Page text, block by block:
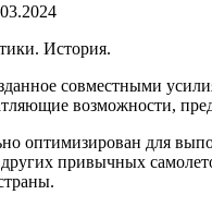
совместными
возможности,
оптимизирован для
привычных